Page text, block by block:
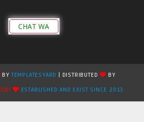
CHAT WA
BYTEMPLATESYARD | DISTRIBUTED
BY
ESTABLISHED AND EXIST SINCE 2013